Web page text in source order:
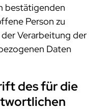
bestätigenden
Person zu
Verarbeitung der
Daten
des für die